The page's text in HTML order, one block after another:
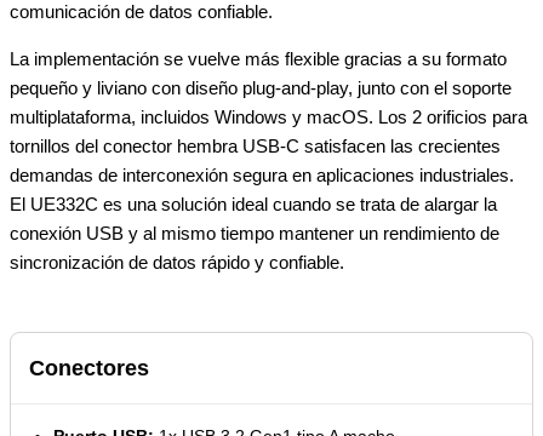
comunicación de datos confiable.
La implementación se vuelve más flexible gracias a su formato
pequeño y liviano con diseño plug-and-play, junto con el soporte
multiplataforma, incluidos Windows y macOS. Los 2 orificios para
tornillos del conector hembra USB-C satisfacen las crecientes
demandas de interconexión segura en aplicaciones industriales.
El UE332C es una solución ideal cuando se trata de alargar la
conexión USB y al mismo tiempo mantener un rendimiento de
sincronización de datos rápido y confiable.
Conectores